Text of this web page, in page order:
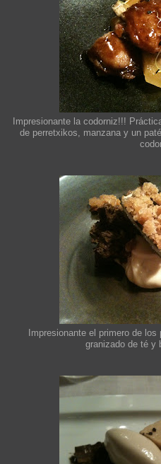
Impresionante la codorniz!!!
de perretxikos, manzana y un
Impresionante el primero de
granizado de té y